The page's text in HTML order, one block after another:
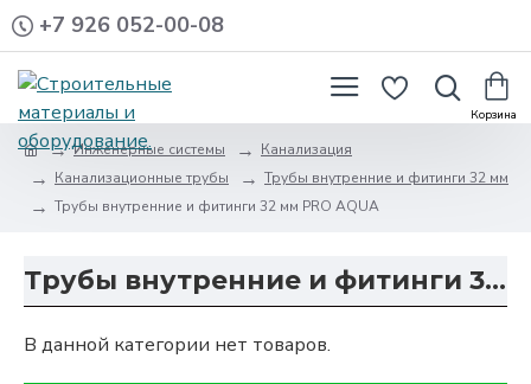
+7 926 052-00-08
Инженерные системы
Канализация
Канализационные трубы
Трубы внутренние и фитинги 32 мм
Трубы внутренние и фитинги 32 мм PRO AQUA
Трубы внутренние и фитинги 32 мм PRO AQUA
В данной категории нет товаров.